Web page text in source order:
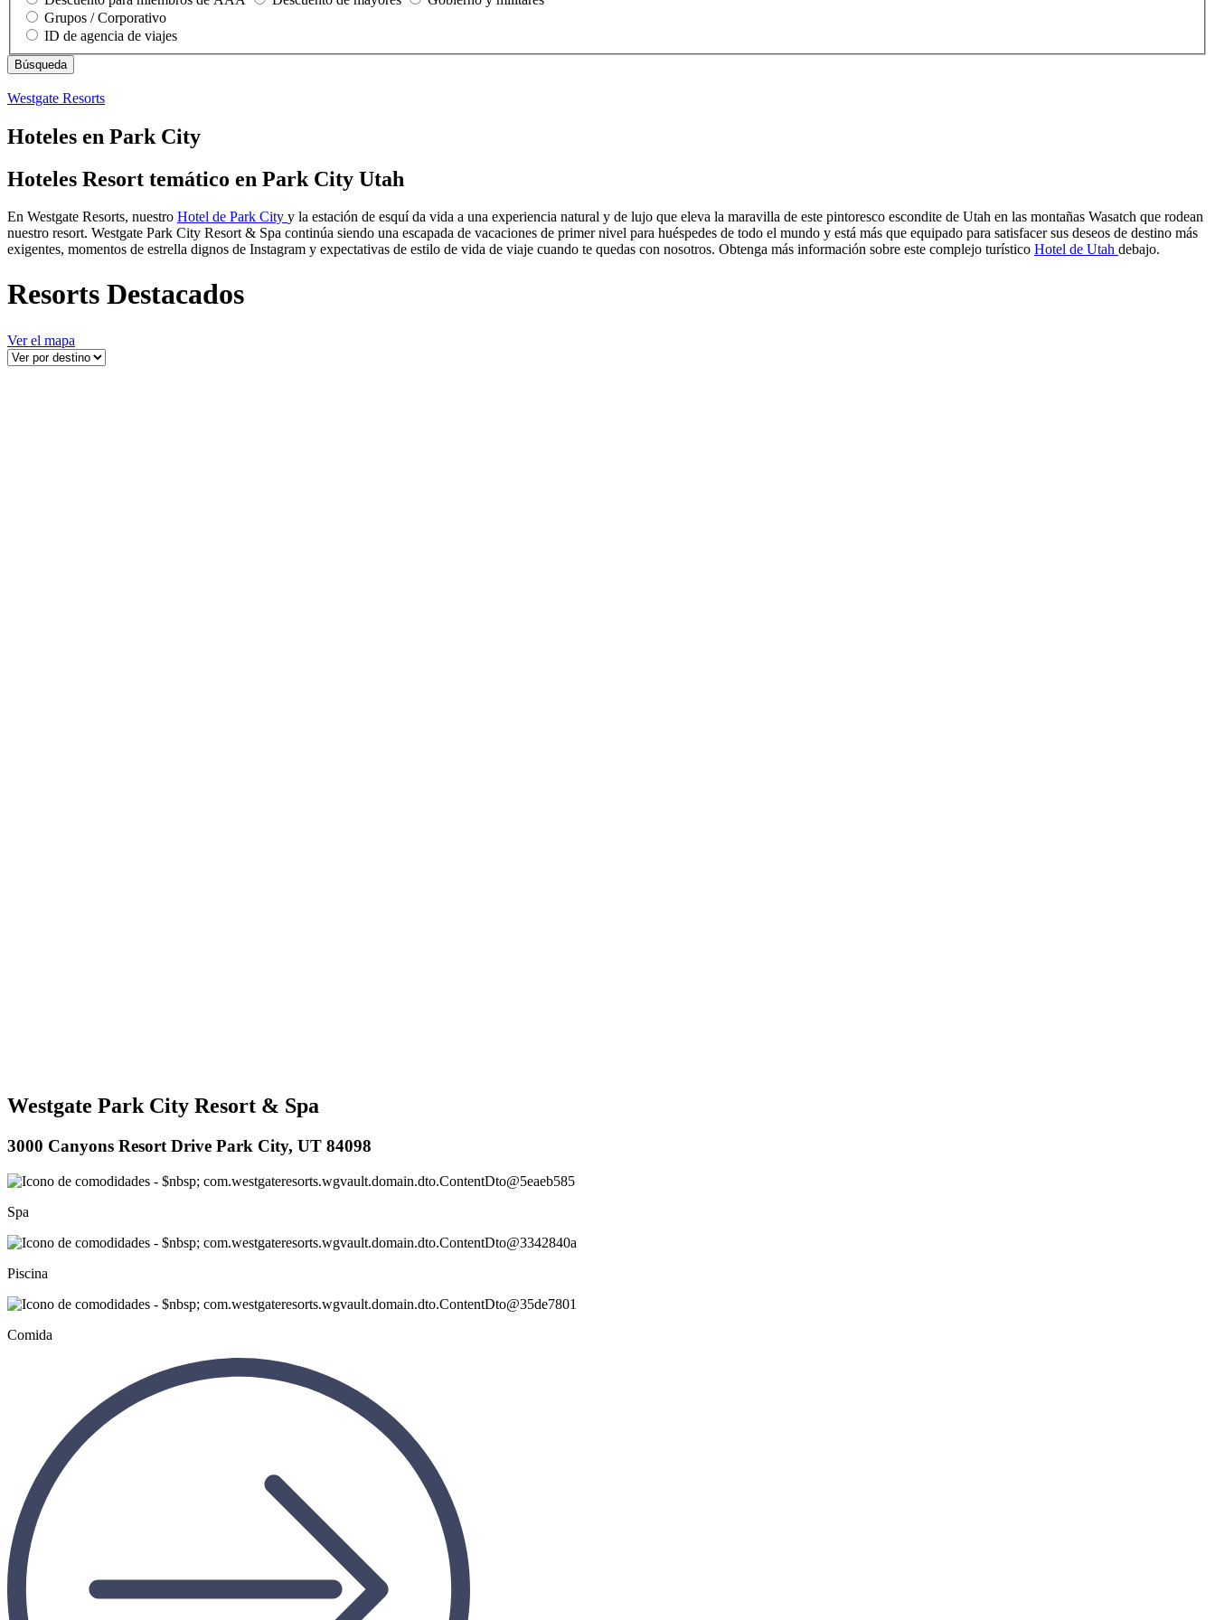
Grupos / Corporativo
ID de agencia de viajes
Westgate Resorts
Hoteles en Park City
Hoteles Resort temático en Park City Utah
En Westgate Resorts, nuestro Hotel de Park City y la estación de esquí da vida a una experiencia natural y de lujo que eleva la maravilla de este pintoresco escondite de Utah en las montañas Wasatch que rodean
nuestro resort. Westgate Park City Resort & Spa continúa siendo una escapada de vacaciones de primer nivel para huéspedes de todo el mundo y está más que equipado para satisfacer sus deseos de destino más
exigentes, momentos de estrella dignos de Instagram y expectativas de estilo de vida de viaje cuando te quedas con nosotros. Obtenga más información sobre este complejo turístico Hotel de Utah debajo.
Resorts Destacados
Ver el mapa
Westgate Park City Resort & Spa
3000 Canyons Resort Drive Park City, UT 84098
Spa
Piscina
Comida